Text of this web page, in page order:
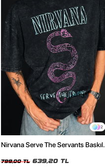
2
Nirvana Serve The Servants Baskılı
Tshirt
799,00 TL 639,20 TL